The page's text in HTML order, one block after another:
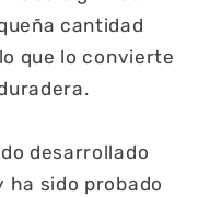
cantidad
que lo convierte
desarrollado
ha sido probado